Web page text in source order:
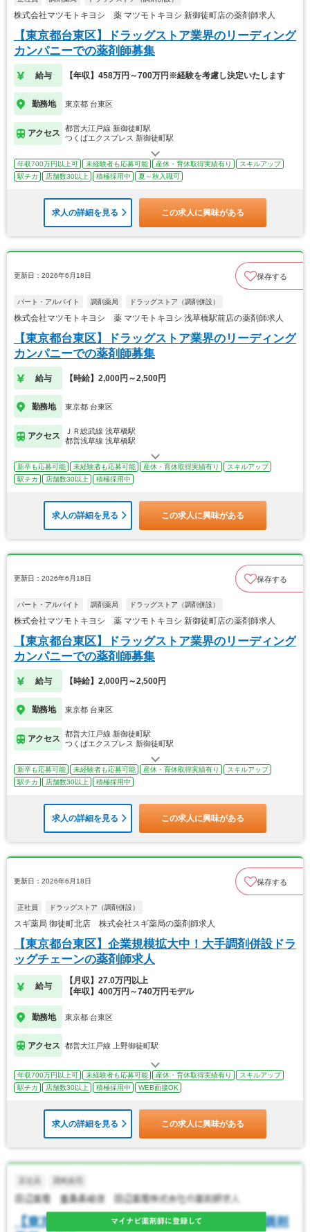
株式会社マツモトキヨシ 薬 マツモトキヨシ 新御徒町店の薬剤師求人
【東京都台東区】ドラッグストア業界のリーディング
カンパニーでの薬剤師募集
給与 【年収】458万円～700万円※経験を考慮し決定いたします
勤務地 東京都 台東区
アクセス
都営大江戸線 新御徒町駅
つくばエクスプレス 新御徒町駅
年収700万円以上可 未経験者も応募可能 産休・育休取得実績有り
スキルアップ
駅チカ
店舗数30以上 積極採用中 夏～秋入職可
求人の詳細を見る この求人に興味がある
更新日：2026年6月18日 保存する
パート・アルバイト 調剤薬局 ドラッグストア（調剤併設）
株式会社マツモトキヨシ 薬 マツモトキヨシ 浅草橋駅前店の薬剤師求人
【東京都台東区】ドラッグストア業界のリーディング
カンパニーでの薬剤師募集
給与 【時給】2,000円～2,500円
勤務地 東京都 台東区
アクセス
ＪＲ総武線 浅草橋駅
都営浅草線 浅草橋駅
新卒も応募可能 未経験者も応募可能 産休・育休取得実績有り
スキルアップ
駅チカ
店舗数30以上 積極採用中
求人の詳細を見る この求人に興味がある
更新日：2026年6月18日 保存する
パート・アルバイト 調剤薬局 ドラッグストア（調剤併設）
株式会社マツモトキヨシ 薬 マツモトキヨシ 新御徒町店の薬剤師求人
【東京都台東区】ドラッグストア業界のリーディング
カンパニーでの薬剤師募集
給与 【時給】2,000円～2,500円
勤務地 東京都 台東区
アクセス
都営大江戸線 新御徒町駅
つくばエクスプレス 新御徒町駅
新卒も応募可能 未経験者も応募可能 産休・育休取得実績有り
スキルアップ
駅チカ
店舗数30以上 積極採用中
求人の詳細を見る この求人に興味がある
更新日：2026年6月18日 保存する
正社員 ドラッグストア（調剤併設）
スギ薬局 御徒町北店 株式会社スギ薬局の薬剤師求人
【東京都台東区】企業規模拡大中！大手調剤併設ドラ
ッグチェーンの薬剤師求人
給与
【月収】27.0万円以上
【年収】400万円～740万円モデル
勤務地 東京都 台東区
アクセス 都営大江戸線 上野御徒町駅
年収700万円以上可 未経験者も応募可能 産休・育休取得実績有り
スキルアップ
駅チカ
店舗数30以上 積極採用中 WEB面接OK
求人の詳細を見る この求人に興味がある